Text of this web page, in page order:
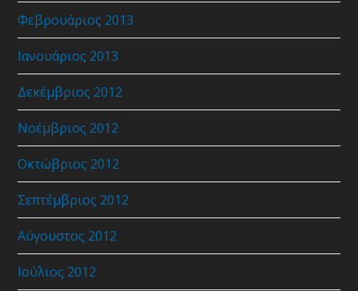
Φεβρουάριος 2013
Ιανουάριος 2013
Δεκέμβριος 2012
Νοέμβριος 2012
Οκτώβριος 2012
Σεπτέμβριος 2012
Αύγουστος 2012
Ιούλιος 2012